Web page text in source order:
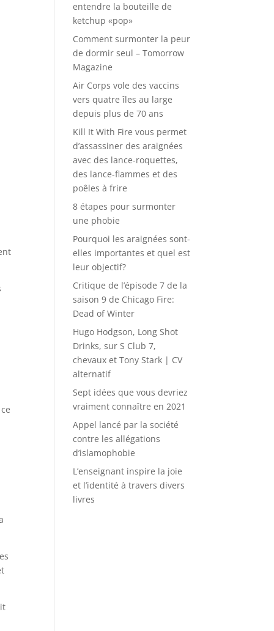
entendre la bouteille de
ketchup «pop»
Comment surmonter la peur
de dormir seul – Tomorrow
Magazine
Air Corps vole des vaccins
vers quatre îles au large
depuis plus de 70 ans
Kill It With Fire vous permet
d’assassiner des araignées
avec des lance-roquettes,
des lance-flammes et des
poêles à frire
8 étapes pour surmonter
une phobie
Pourquoi les araignées sont-
elles importantes et quel est
leur objectif?
Critique de l’épisode 7 de la
saison 9 de Chicago Fire:
Dead of Winter
Hugo Hodgson, Long Shot
Drinks, sur S Club 7,
chevaux et Tony Stark | CV
alternatif
Sept idées que vous devriez
vraiment connaître en 2021
Appel lancé par la société
contre les allégations
d’islamophobie
L’enseignant inspire la joie
et l’identité à travers divers
livres